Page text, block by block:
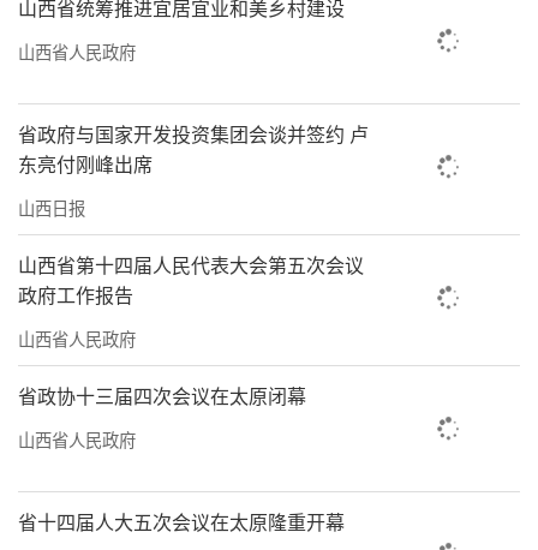
山西省统筹推进宜居宜业和美乡村建设
山西省人民政府
省政府与国家开发投资集团会谈并签约 卢
东亮付刚峰出席
山西日报
山西省第十四届人民代表大会第五次会议
政府工作报告
山西省人民政府
省政协十三届四次会议在太原闭幕
山西省人民政府
省十四届人大五次会议在太原隆重开幕